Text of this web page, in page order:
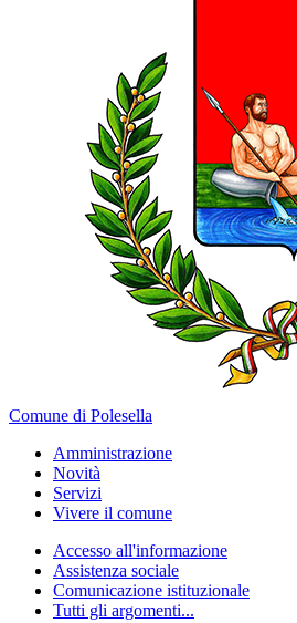
Comune di Polesella
Amministrazione
Novità
Servizi
Vivere il comune
Accesso all'informazione
Assistenza sociale
Comunicazione istituzionale
Tutti gli argomenti...